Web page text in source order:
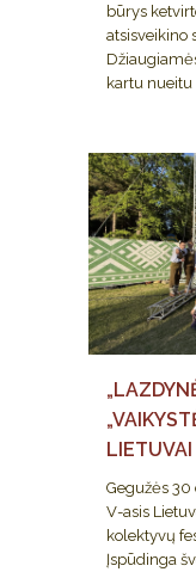
būrys
atsisveikino
kartu nueitu
LIETUVAI
Gegužės 30
V-asis
kolektyvų
Įspūdinga